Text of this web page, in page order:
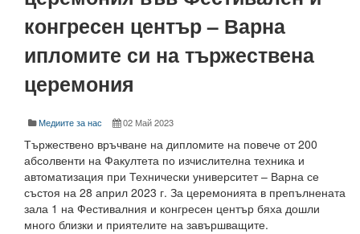
Месец на науката 2022
Начало
Научноизследователски институт
Електротехнически факултет
Факултет по изчислителна техника и автоматизация
Машинно-технологичен факултет
Корабостроителен факултет
конгресен център – Варна
ипломите си на тържествена
церемония
Медиите за нас 02 Май 2023
Тържествено връчване на дипломите на повече от 200
абсолвенти на Факултета по изчислителна техника и
автоматизация при Технически университет – Варна се
състоя на 28 април 2023 г. За церемонията в препълнената
зала 1 на Фестивалния и конгресен център бяха дошли
много близки и приятелите на завършващите.